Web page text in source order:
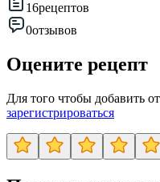
16рецептов
0отзывов
Оцените рецепт
Для того чтобы добавить
зарегистрироваться